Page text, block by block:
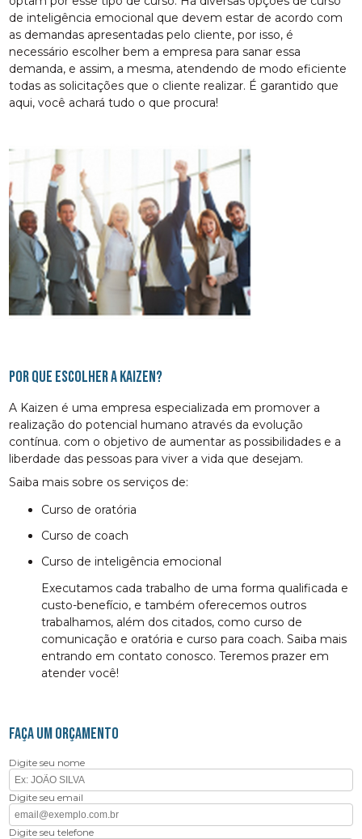
de inteligência emocional que devem estar de acordo com
as demandas apresentadas pelo cliente, por isso, é
necessário escolher bem a empresa para sanar essa
demanda, e assim, a mesma, atendendo de modo eficiente
todas as solicitações que o cliente realizar. É garantido que
aqui, você achará tudo o que procura!
Por que escolher a Kaizen?
A Kaizen é uma empresa especializada em promover a
realização do potencial humano através da evolução
contínua. com o objetivo de aumentar as possibilidades e a
liberdade das pessoas para viver a vida que desejam.
Saiba mais sobre os serviços de:
curso de oratória
curso de coach
curso de inteligência emocional
Executamos cada trabalho de uma forma qualificada e
custo-benefício, e também oferecemos outros
trabalhamos, além dos citados, como curso de
comunicação e oratória e curso para coach. Saiba mais
entrando em contato conosco. Teremos prazer em
atender você!
FAÇA UM ORÇAMENTO
Digite seu nome
Digite seu email
Digite seu telefone